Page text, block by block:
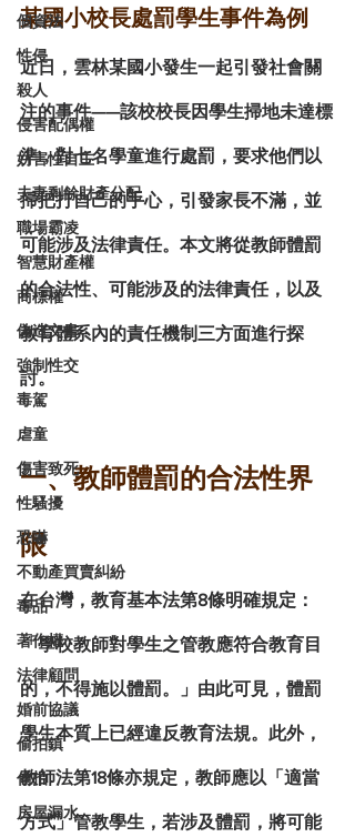
個資法
性侵
殺人
侵害配偶權
妨害性自主
夫妻剩餘財產分配
職場霸凌
智慧財產權
商標權
偽造文書
強制性交
毒駕
虐童
傷害致死
性騷擾
恐嚇
不動產買賣糾紛
毒品
著作權
法律顧問
婚前協議
偷拍鎮
偷拍
房屋漏水
某國小校長處罰學生事件為例
近日，雲林某國小發生一起引發社會關
注的事件——該校校長因學生掃地未達標
準，對七名學童進行處罰，要求他們以
掃把打自己的手心，引發家長不滿，並
可能涉及法律責任。本文將從教師體罰
的合法性、可能涉及的法律責任，以及
教育體系內的責任機制 三方面進行探
討。
一、教師體罰的合法性界
限
在台灣， 教育基本法第8條明確規定：
「學校教師對學生之管教應符合教育目
的，不得施以體罰。」由此可見，體罰
學生本質上已經違反教育法規。此外，
教師法第18條亦規定，教師應以「適當
方式」管教學生，若涉及體罰，將可能